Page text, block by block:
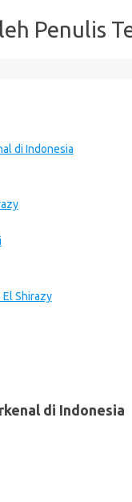
Penulis
di Indonesia
El Shirazy
di Indonesia